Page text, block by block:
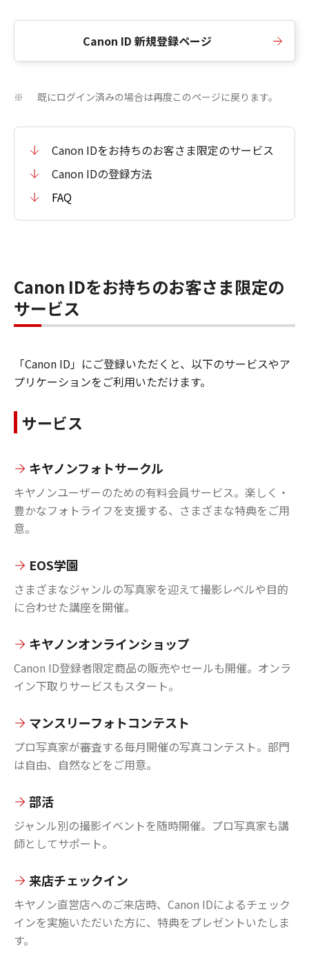
Canon ID 新規登録ページ
※ 既にログイン済みの場合は再度このページに戻ります。
Canon IDをお持ちのお客さま限定のサービス
Canon IDの登録方法
FAQ
Canon IDをお持ちのお客さま限定の
サービス
「Canon ID」にご登録いただくと、以下のサービスやア
プリケーションをご利用いただけます。
サービス
キヤノンフォトサークル
キヤノンユーザーのための有料会員サービス。楽しく・
豊かなフォトライフを支援する、さまざまな特典をご用
意。
EOS学園
さまざまなジャンルの写真家を迎えて撮影レベルや目的
に合わせた講座を開催。
キヤノンオンラインショップ
Canon ID登録者限定商品の販売やセールも開催。オンラ
イン下取りサービスもスタート。
マンスリーフォトコンテスト
プロ写真家が審査する毎月開催の写真コンテスト。部門
は自由、自然などをご用意。
部活
ジャンル別の撮影イベントを随時開催。プロ写真家も講
師としてサポート。
来店チェックイン
キヤノン直営店へのご来店時、Canon IDによるチェック
インを実施いただいた方に、特典をプレゼントいたしま
す。